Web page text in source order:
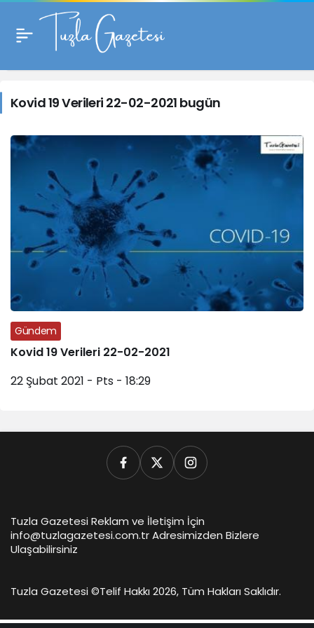
Kovid
19
Verileri
22-
02-
2021
bugün
Haberleri
Kovid 19 Verileri 22-02-2021 bugün
Gündem
Kovid 19 Verileri 22-02-2021
22 Şubat 2021 - Pts - 18:29
Tuzla Gazetesi Reklam ve İletişim İçin
info@tuzlagazetesi.com.tr Adresimizden Bizlere
Ulaşabilirsiniz
Tuzla Gazetesi ©Telif Hakkı 2026, Tüm Hakları Saklıdır.